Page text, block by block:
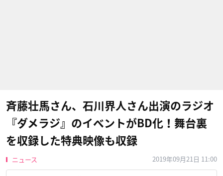
斉藤壮馬さん、石川界人さん出演のラジオ
『ダメラジ』のイベントがBD化！舞台裏
を収録した特典映像も収録
ニュース 2019年09月21日 11:00